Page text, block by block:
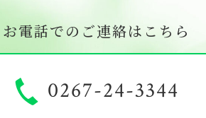
お電話でのご連絡はこちら
0267-24-3344